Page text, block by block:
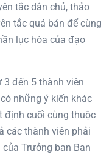
tắc dân chủ, thảo
tắc quá bán để cùng
lục hòa của đạo
3 đến 5 thành viên
những ý kiến khác
định cuối cùng thuộc
các thành viên phải
Trưởng ban Ban